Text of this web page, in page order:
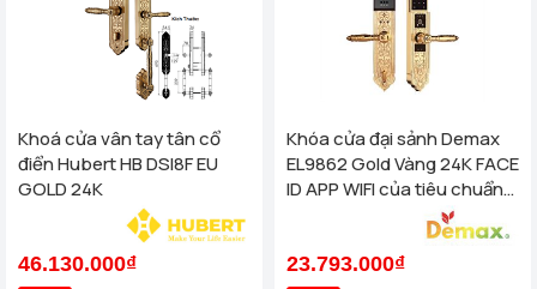
Khoá cửa vân tay tân cổ
điển Hubert HB DSI8F EU
GOLD 24K
46.130.000₫
Khóa cửa đại sảnh Demax
EL9862 Gold Vàng 24K FACE
ID APP WIFI của tiêu chuẩn
23.793.000₫